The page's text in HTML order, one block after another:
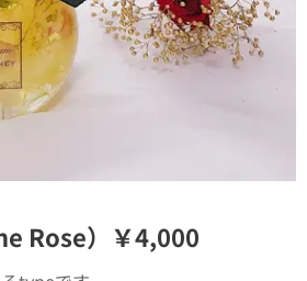
Rose）￥4,000